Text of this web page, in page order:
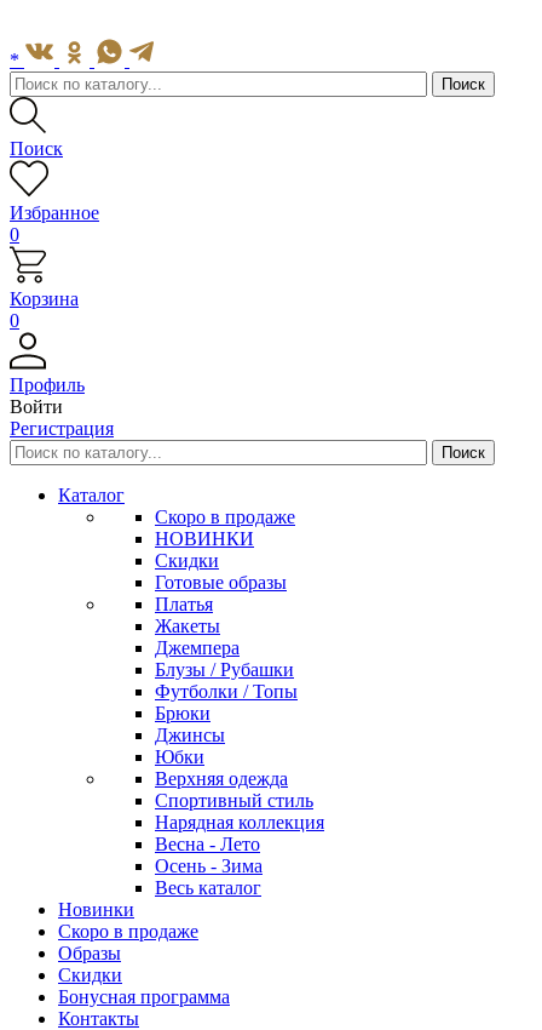
*
Поиск
Избранное
0
Корзина
0
Профиль
Войти
Регистрация
Каталог
Скоро в продаже
НОВИНКИ
Скидки
Готовые образы
Платья
Жакеты
Джемпера
Блузы / Рубашки
Футболки / Топы
Брюки
Джинсы
Юбки
Верхняя одежда
Спортивный стиль
Нарядная коллекция
Весна - Лето
Осень - Зима
Весь каталог
Новинки
Скоро в продаже
Образы
Скидки
Бонусная программа
Контакты